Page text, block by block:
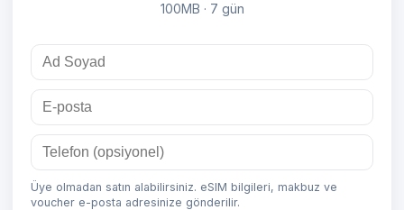
100MB · 7 gün
Üye olmadan satın alabilirsiniz. eSIM bilgileri, makbuz ve
voucher e-posta adresinize gönderilir.